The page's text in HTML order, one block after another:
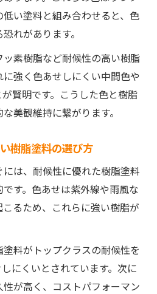
い塗料と組み合わせると、色
れがあります。
素樹脂など耐候性の高い樹脂
強く色あせしにくい中間色や
賢明です。こうした色と樹脂
美観維持に繋がります。
樹脂塗料の選び方
は、耐候性に優れた樹脂塗料
す。色あせは紫外線や雨風な
るため、これらに強い樹脂が
料がトップクラスの耐候性を
にくいとされています。次に
が高く、コストパフォーマン